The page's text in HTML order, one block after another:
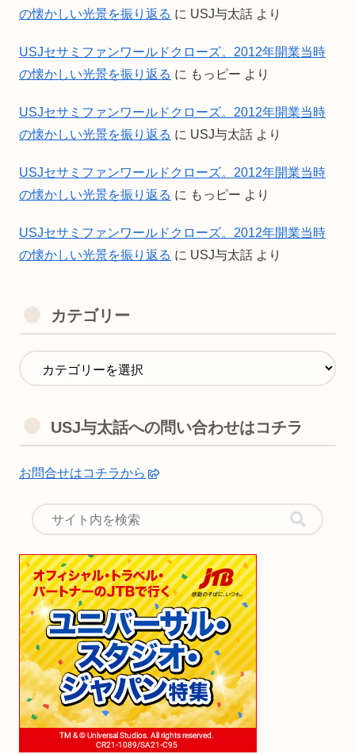
の懐かしい光景を振り返る に USJ与太話 より
USJセサミファンワールドクローズ。2012年開業当時
の懐かしい光景を振り返る に もっピー より
USJセサミファンワールドクローズ。2012年開業当時
の懐かしい光景を振り返る に USJ与太話 より
USJセサミファンワールドクローズ。2012年開業当時
の懐かしい光景を振り返る に もっピー より
USJセサミファンワールドクローズ。2012年開業当時
の懐かしい光景を振り返る に USJ与太話 より
カテゴリー
USJ与太話への問い合わせはコチラ
お問合せはコチラから